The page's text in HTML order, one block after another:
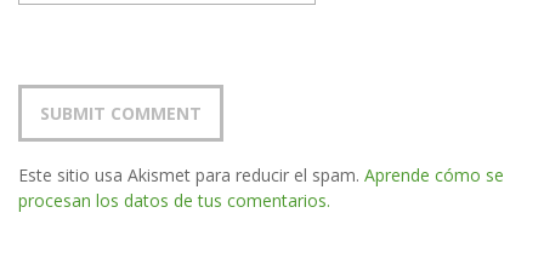
Este sitio usa Akismet para reducir el spam. Aprende cómo se
procesan los datos de tus comentarios.